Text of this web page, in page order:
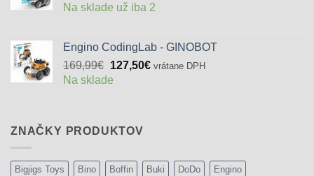
cena
cena
Na sklade už iba 2
Engino CodingLab - GINOBOT
169,99€ Pôvodná
cena
127,50€Aktuálna
vrátane DPH
Na sklade
ZNAČKY PRODUKTOV
Bigjigs Toys Bino Boffin Buki DoDo Engino